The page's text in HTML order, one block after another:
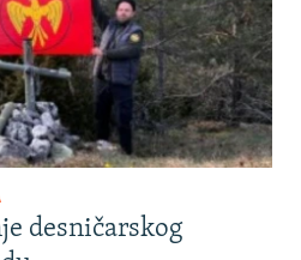
desničarskog